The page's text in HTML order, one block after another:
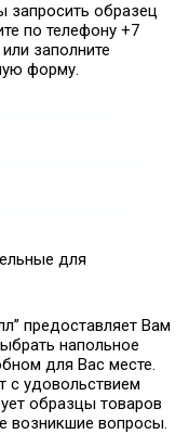
запросить образец
по телефону +7
заполните
форму.
для
предоставляет Вам
напольное
для Вас месте.
с удовольствием
образцы товаров
возникшие вопросы.